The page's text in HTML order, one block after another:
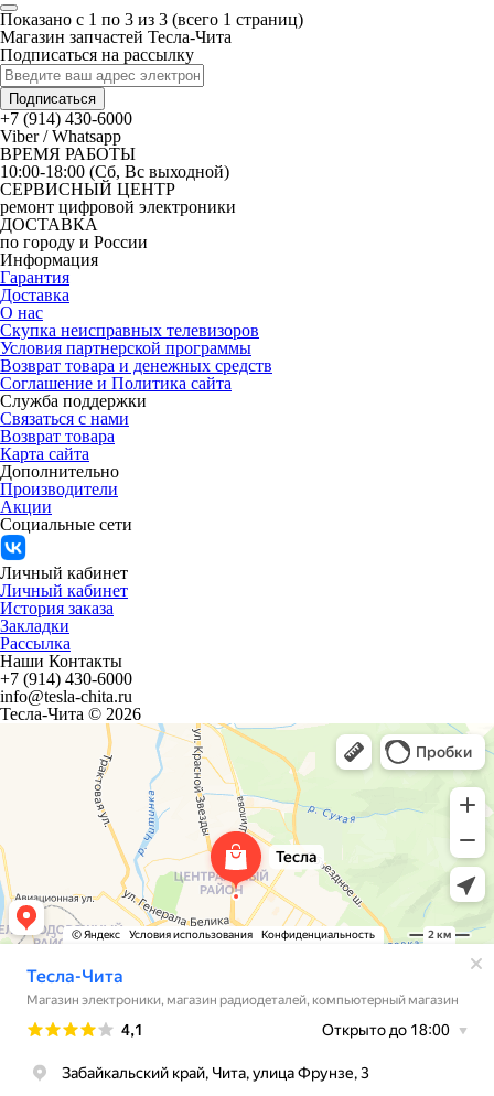
Показано с 1 по 3 из 3 (всего 1 страниц)
Магазин запчастей Тесла-Чита
Подписаться на рассылку
Подписаться
+7 (914) 430-6000
Viber / Whatsapp
ВРЕМЯ РАБОТЫ
10:00-18:00 (Сб, Вс выходной)
СЕРВИСНЫЙ ЦЕНТР
ремонт цифровой электроники
ДОСТАВКА
по городу и России
Информация
Гарантия
Доставка
О нас
Скупка неисправных телевизоров
Условия партнерской программы
Возврат товара и денежных средств
Соглашение и Политика сайта
Служба поддержки
Связаться с нами
Возврат товара
Карта сайта
Дополнительно
Производители
Акции
Социальные сети
Личный кабинет
Личный кабинет
История заказа
Закладки
Рассылка
Наши Контакты
+7 (914) 430-6000
info@tesla-chita.ru
Тесла-Чита © 2026